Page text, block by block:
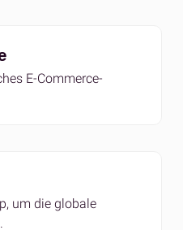
E-Commerce-
um die globale